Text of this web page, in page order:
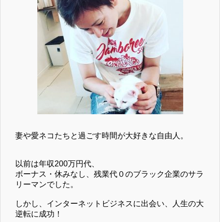
妻や愛ネコたちと過ごす時間が大好きな自由人。
以前は年収200万円代、
ボーナス・休みなし、残業代０のブラック企業のサラ
リーマンでした。
しかし、インターネットビジネスに出会い、人生の大
逆転に成功！